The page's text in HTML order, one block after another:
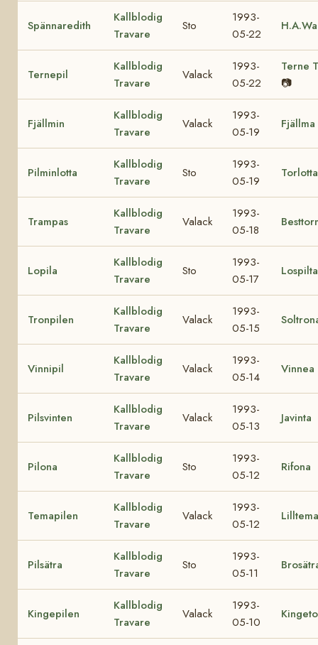
Spännaredith
Kallblodig
Travare
Sto
1993-
05-22
Ternepil
Kallblodig
Travare
Valack
1993-
05-22
Terne
📷
Fjällmin
Kallblodig
Travare
Valack
1993-
05-19
Fjällma
Pilminlotta
Kallblodig
Travare
Sto
1993-
05-19
Torlotta
Trampas
Kallblodig
Travare
Valack
1993-
05-18
Lopila
Kallblodig
Travare
Sto
1993-
05-17
Lospilta
Tronpilen
Kallblodig
Travare
Valack
1993-
05-15
Vinnipil
Kallblodig
Travare
Valack
1993-
05-14
Vinnea
Pilsvinten
Kallblodig
Travare
Valack
1993-
05-13
Javinta
Pilona
Kallblodig
Travare
Sto
1993-
05-12
Rifona
Temapilen
Kallblodig
Travare
Valack
1993-
05-12
Lilltema
Pilsätra
Kallblodig
Travare
Sto
1993-
05-11
Kingepilen
Kallblodig
Travare
Valack
1993-
05-10